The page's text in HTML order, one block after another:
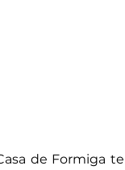
de Formiga